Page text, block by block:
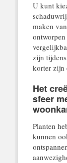
U kunt
maken
zijn
korter zijn
Het
sfeer
Planten
kunnen